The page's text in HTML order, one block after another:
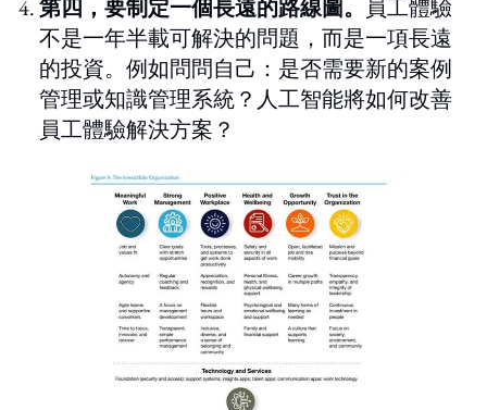
第四，要制定一個長遠的路線圖。
員工體驗
不是一年半載可解決的問題，而是一項長遠
的投資。例如問問自己：是否需要新的案例
管理或知識管理系統？人工智能將如何改善
員工體驗解決方案？